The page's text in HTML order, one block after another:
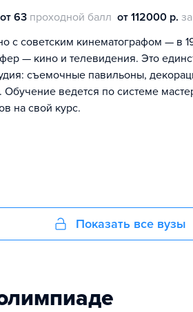
от 63 проходной балл от 112000 р.
советским кинематографом — в
— кино и телевидения. Это
съемочные павильоны,
ведется по системе
на свой курс.
Показать все вузы